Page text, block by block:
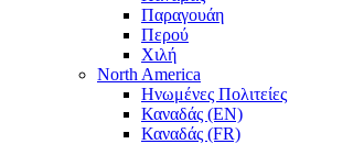
Παραγουάη
Περού
Χιλή
North America
Ηνωμένες Πολιτείες
Καναδάς (EN)
Καναδάς (FR)